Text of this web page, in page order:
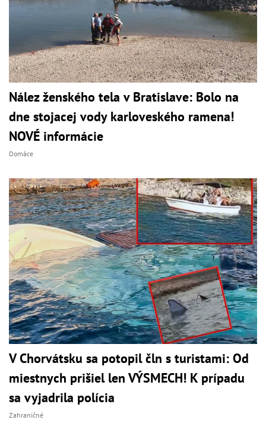
Nález ženského tela v Bratislave: Bolo na
dne stojacej vody karloveského ramena!
NOVÉ informácie
Domáce
V Chorvátsku sa potopil čln s turistami: Od
miestnych prišiel len VÝSMECH! K prípadu
sa vyjadrila polícia
Zahraničné